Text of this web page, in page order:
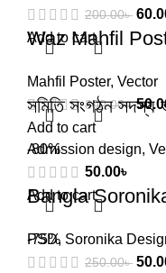
200.00৳
Add to cart
Waz Mahfil
Mahfil Poster, Vector
300.00৳
Add to cart
সমিতি সংগঠন সদস্য
Admission design,
50.00৳
Add to cart
-80%
Bangla Soronika
PSD, Soronika
250.00৳
-75%